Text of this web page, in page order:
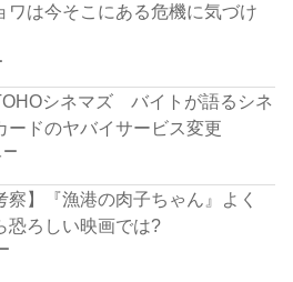
ワは今そこにある危機に気づけ
シネマズ バイトが語るシネ
ードのヤバイサービス変更
察】『漁港の肉子ちゃん』よく
恐ろしい映画では?